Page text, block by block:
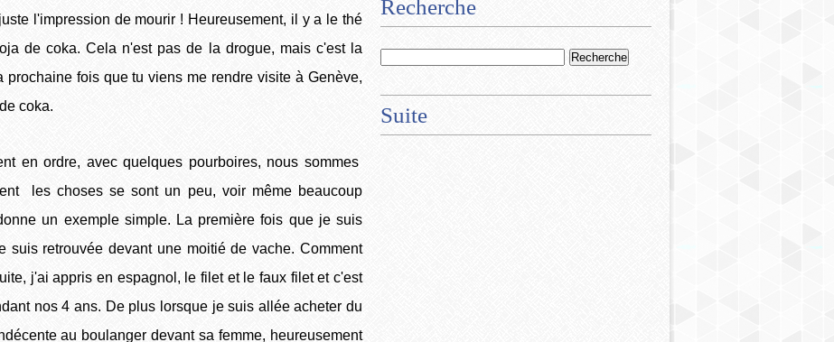
l'impression de mourir ! Heureusement, il y a le thé
de coka. Cela n'est pas de la drogue, mais c'est la
prochaine fois que tu viens me rendre visite à Genève,
coka.
ordre, avec quelques pourboires, nous sommes
les choses se sont un peu, voir même beaucoup
un exemple simple. La première fois que je suis
suis retrouvée devant une moitié de vache. Comment
j'ai appris en espagnol, le filet et le faux filet et c'est
nos 4 ans. De plus lorsque je suis allée acheter du
au boulanger devant sa femme, heureusement
Recherche
Suite